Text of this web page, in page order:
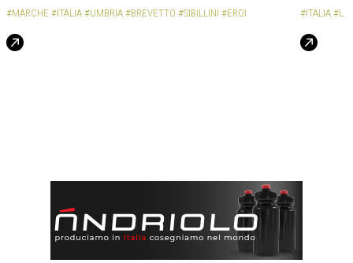
#MARCHE #ITALIA #UMBRIA #BREVETTO #SIBILLINI #EROI #ITALIA